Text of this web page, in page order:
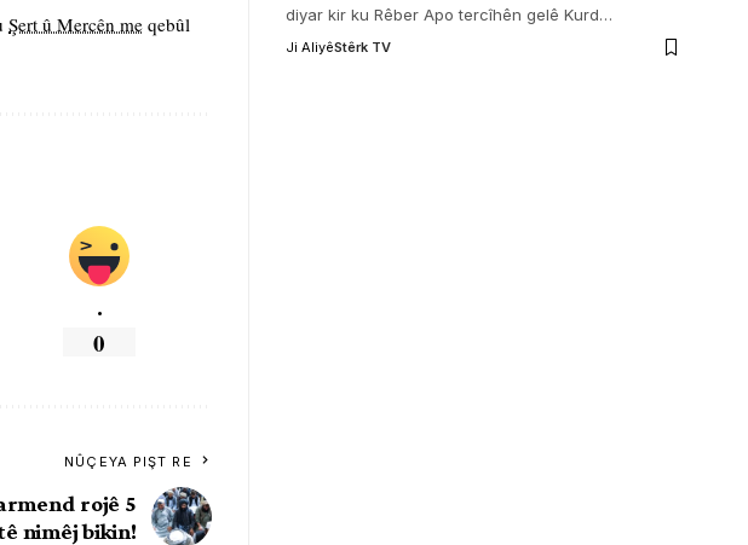
Şert û Mercên me qebûl
.
0
NÛÇEYA PIŞT RE
rojê 5
nimêj bikin!
diyar kir ku Rêber Apo tercîhên gelê Kurd…
Ji AliyêStêrk TV